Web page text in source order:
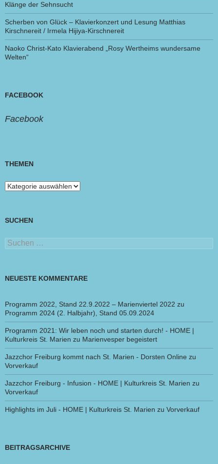
Klänge der Sehnsucht
Scherben von Glück – Klavierkonzert und Lesung Matthias
Kirschnereit / Irmela Hijiya-Kirschnereit
Naoko Christ-Kato Klavierabend „Rosy Wertheims wundersame
Welten“
FACEBOOK
Facebook
THEMEN
Themen
SUCHEN
Suchen
nach:
NEUESTE KOMMENTARE
Programm 2022, Stand 22.9.2022 – Marienviertel 2022 zu
Programm 2024 (2. Halbjahr), Stand 05.09.2024
Programm 2021: Wir leben noch und starten durch! - HOME |
Kulturkreis St. Marien zu Marienvesper begeistert
Jazzchor Freiburg kommt nach St. Marien - Dorsten Online zu
Vorverkauf
Jazzchor Freiburg - Infusion - HOME | Kulturkreis St. Marien zu
Vorverkauf
Highlights im Juli - HOME | Kulturkreis St. Marien zu Vorverkauf
BEITRAGSARCHIVE